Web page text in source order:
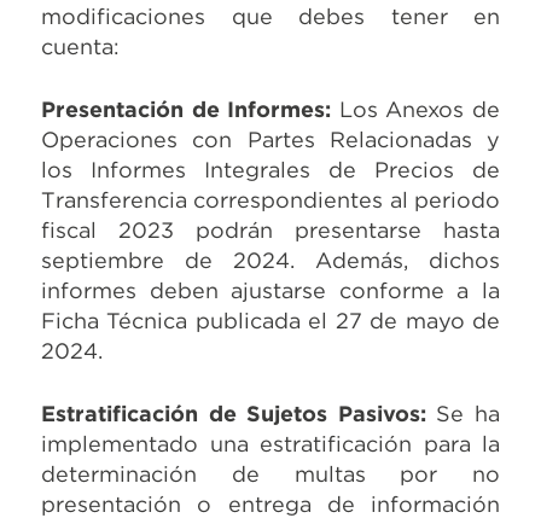
modificaciones que debes tener en
cuenta:
Presentación de Informes: Los Anexos de
Operaciones con Partes Relacionadas y
los Informes Integrales de Precios de
Transferencia correspondientes al periodo
fiscal 2023 podrán presentarse hasta
septiembre de 2024. Además, dichos
informes deben ajustarse conforme a la
Ficha Técnica publicada el 27 de mayo de
2024.
Estratificación de Sujetos Pasivos: Se ha
implementado una estratificación para la
determinación de multas por no
presentación o entrega de información